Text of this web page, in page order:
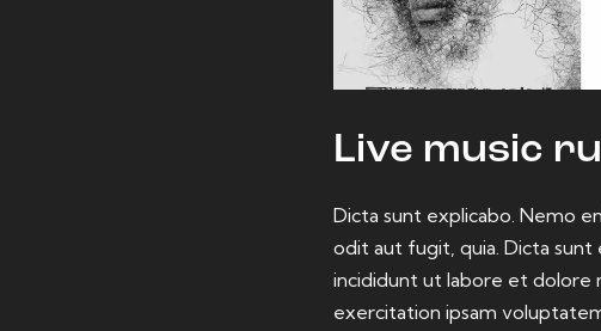
Live music
Dicta sunt explicabo. Nemo
odit aut fugit, quia. Dicta
incididunt ut labore et dolore
exercitation ipsam